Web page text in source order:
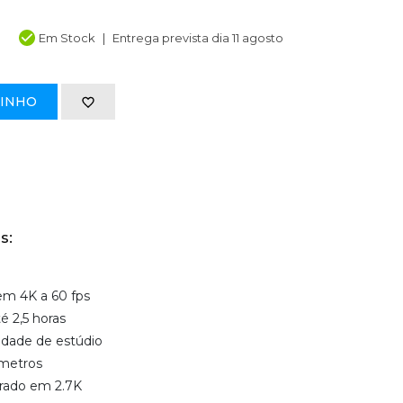
Em Stock Entrega prevista dia 11 agosto
4K a 60 fps
2,5 horas
de estúdio
em 2.7K